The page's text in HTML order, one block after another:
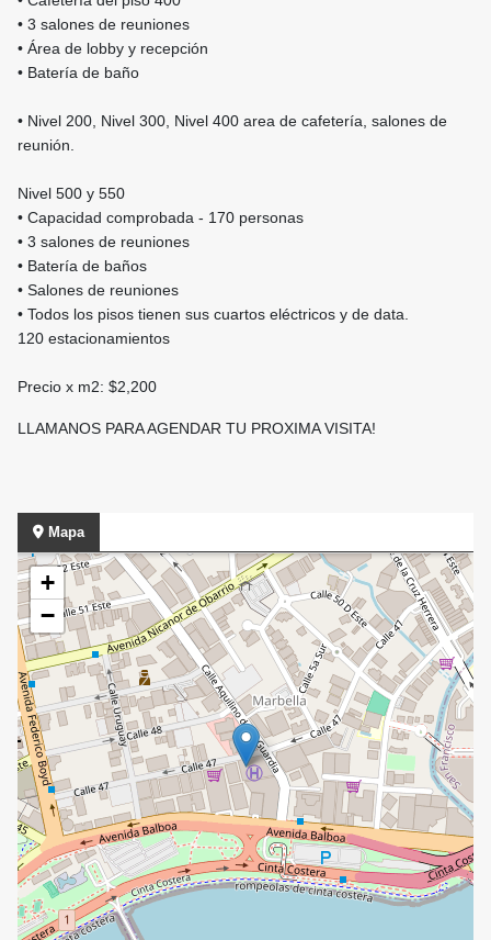
• 3 salones de reuniones
• Área de lobby y recepción
• Batería de baño
• Nivel 200, Nivel 300, Nivel 400 area de cafetería, salones de
reunión.
Nivel 500 y 550
• Capacidad comprobada - 170 personas
• 3 salones de reuniones
• Batería de baños
• Salones de reuniones
• Todos los pisos tienen sus cuartos eléctricos y de data.
120 estacionamientos
Precio x m2: $2,200
LLAMANOS PARA AGENDAR TU PROXIMA VISITA!
Mapa
+
−